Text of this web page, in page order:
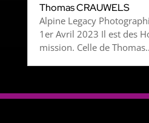
Thomas CRAUWELS
Alpine Legacy
1er Avril 2023 Il est des
mission. Celle de